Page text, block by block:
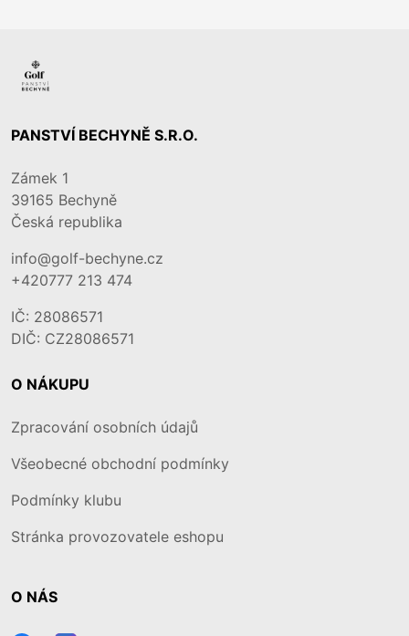
PANSTVÍ BECHYNĚ S.R.O.
Zámek 1
39165 Bechyně
Česká republika
info@golf-bechyne.cz
+420777 213 474
IČ: 28086571
DIČ: CZ28086571
O NÁKUPU
Zpracování osobních údajů
Všeobecné obchodní podmínky
Podmínky klubu
Stránka provozovatele eshopu
O NÁS